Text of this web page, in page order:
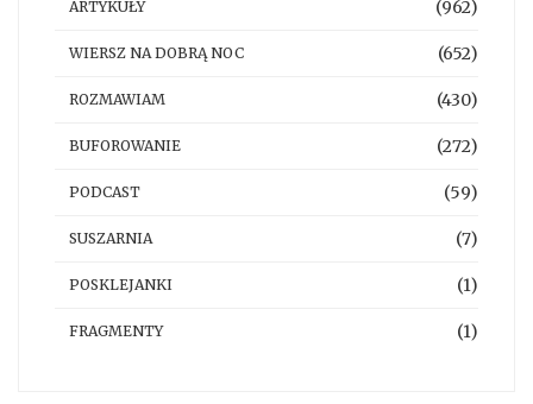
ARTYKUŁY (962)
WIERSZ NA DOBRĄ NOC (652)
ROZMAWIAM (430)
BUFOROWANIE (272)
PODCAST (59)
SUSZARNIA (7)
POSKLEJANKI (1)
FRAGMENTY (1)